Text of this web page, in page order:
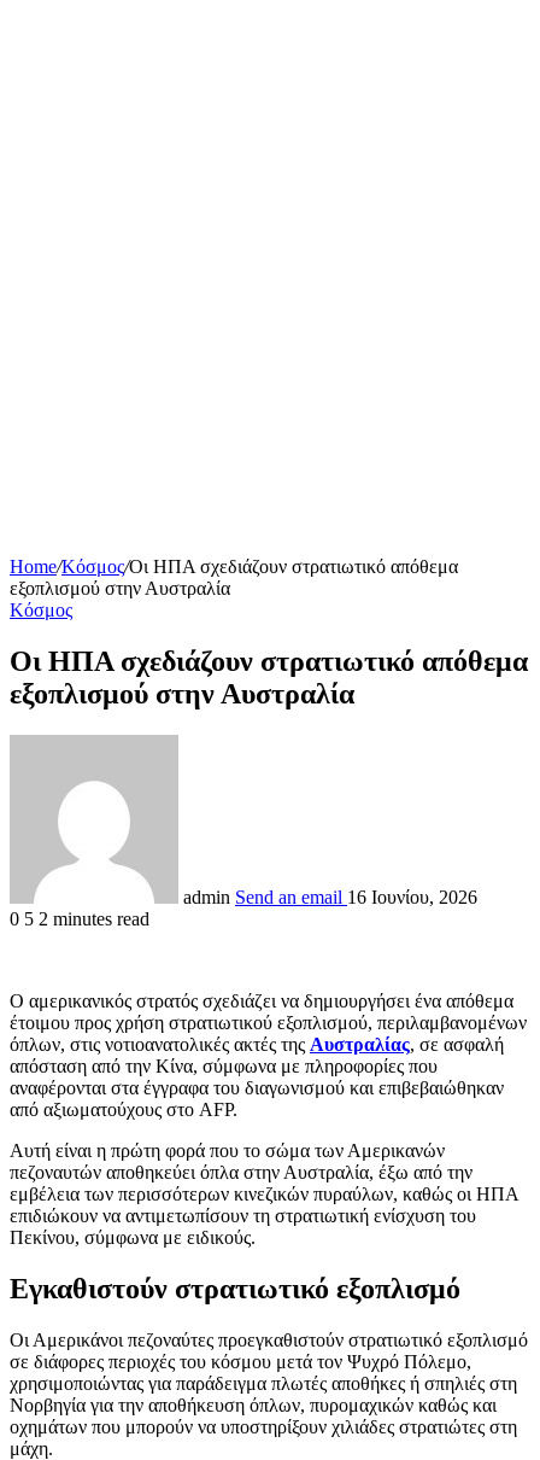
Home/Κόσμος/Οι ΗΠΑ σχεδιάζουν στρατιωτικό απόθεμα
εξοπλισμού στην Αυστραλία
Κόσμος
Οι ΗΠΑ σχεδιάζουν στρατιωτικό απόθεμα
εξοπλισμού στην Αυστραλία
admin Send an email 16 Ιουνίου, 2026
0 5 2 minutes read
Ο αμερικανικός στρατός σχεδιάζει να δημιουργήσει ένα απόθεμα
έτοιμου προς χρήση στρατιωτικού εξοπλισμού, περιλαμβανομένων
όπλων, στις νοτιοανατολικές ακτές της Αυστραλίας, σε ασφαλή
απόσταση από την Κίνα, σύμφωνα με πληροφορίες που
αναφέρονται στα έγγραφα του διαγωνισμού και επιβεβαιώθηκαν
από αξιωματούχους στο AFP.
Αυτή είναι η πρώτη φορά που το σώμα των Αμερικανών
πεζοναυτών αποθηκεύει όπλα στην Αυστραλία, έξω από την
εμβέλεια των περισσότερων κινεζικών πυραύλων, καθώς οι ΗΠΑ
επιδιώκουν να αντιμετωπίσουν τη στρατιωτική ενίσχυση του
Πεκίνου, σύμφωνα με ειδικούς.
Εγκαθιστούν στρατιωτικό εξοπλισμό
Οι Αμερικάνοι πεζοναύτες προεγκαθιστούν στρατιωτικό εξοπλισμό
σε διάφορες περιοχές του κόσμου μετά τον Ψυχρό Πόλεμο,
χρησιμοποιώντας για παράδειγμα πλωτές αποθήκες ή σπηλιές στη
Νορβηγία για την αποθήκευση όπλων, πυρομαχικών καθώς και
οχημάτων που μπορούν να υποστηρίξουν χιλιάδες στρατιώτες στη
μάχη.